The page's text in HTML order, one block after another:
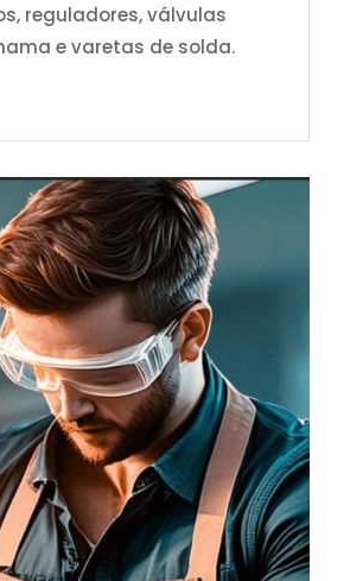
reguladores, válvulas
e varetas de solda.